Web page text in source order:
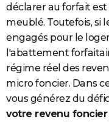
déclarer au forfait
meublé. Toutefois, si
engagés pour le
l'abattement
régime réel des
micro foncier. Dans
vous générez du
votre revenu